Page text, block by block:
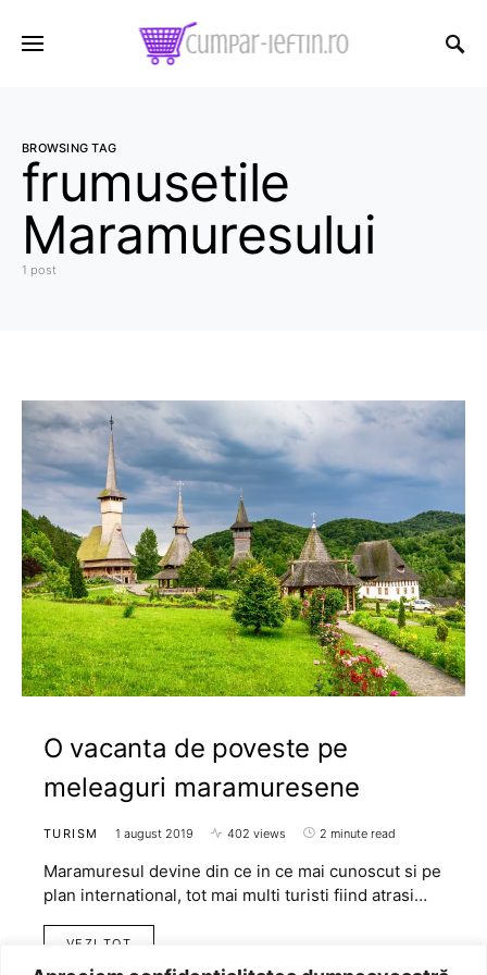
BROWSING TAG
frumusetile
Maramuresului
1 post
O vacanta de poveste pe
meleaguri maramuresene
TURISM 1 august 2019 402 views 2 minute read
Maramuresul devine din ce in ce mai cunoscut si pe
plan international, tot mai multi turisti fiind atrasi…
VEZI TOT